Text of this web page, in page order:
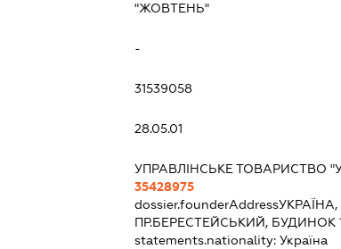
"ЖОВТЕНЬ"
-
31539058
28.05.01
УПРАВЛІНСЬКЕ ТОВАРИСТВО
35428975
dossier.founderAddressУКРАЇНА,
ПР.БЕРЕСТЕЙСЬКИЙ, БУДИНОК
statements.nationality: Україна